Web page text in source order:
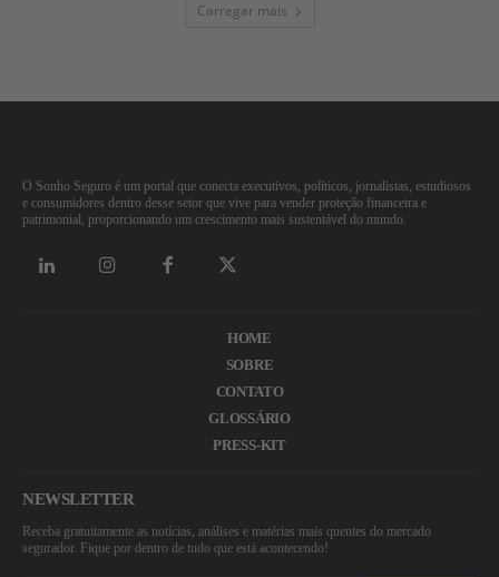
Carregar mais
O Sonho Seguro é um portal que conecta executivos, políticos, jornalistas, estudiosos
e consumidores dentro desse setor que vive para vender proteção financeira e
patrimonial, proporcionando um crescimento mais sustentável do mundo.
HOME
SOBRE
CONTATO
GLOSSÁRIO
PRESS-KIT
NEWSLETTER
Receba gratuitamente as notícias, análises e matérias mais quentes do mercado
segurador. Fique por dentro de tudo que está acontecendo!